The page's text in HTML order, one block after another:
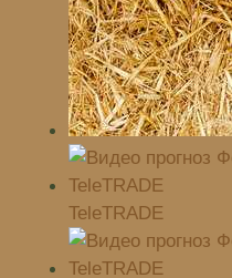
TeleTRADE